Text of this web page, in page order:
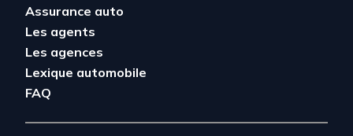
Assurance auto
Les agents
Les agences
Lexique automobile
FAQ